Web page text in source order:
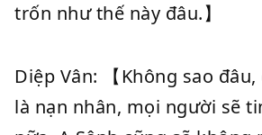
trốn như thế này đâu.】
Diệp Vân: 【Không sao
là nạn nhân, mọi người sẽ